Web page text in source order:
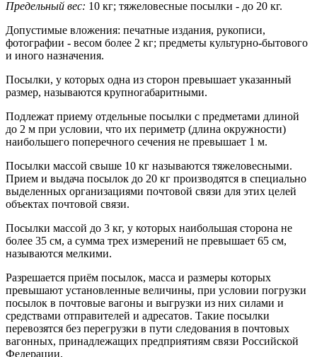
Предельный вес: 10 кг; тяжеловесные посылки - до 20 кг.
Допустимые вложения: печатные издания, рукописи,
фотографии - весом более 2 кг; предметы культурно-бытового
и иного назначения.
Посылки, у которых одна из сторон превышает указанный
размер, называются крупногабаритными.
Подлежат приему отдельные посылки с предметами длиной
до 2 м при условии, что их периметр (длина окружности)
наибольшего поперечного сечения не превышает 1 м.
Посылки массой свыше 10 кг называются тяжеловесными.
Прием и выдача посылок до 20 кг производятся в специально
выделенных организациями почтовой связи для этих целей
объектах почтовой связи.
Посылки массой до 3 кг, у которых наибольшая сторона не
более 35 см, а сумма трех измерений не превышает 65 см,
называются мелкими.
Разрешается приём посылок, масса и размеры которых
превышают установленные величины, при условии погрузки
посылок в почтовые вагоны и выгрузки из них силами и
средствами отправителей и адресатов. Такие посылки
перевозятся без перегрузки в пути следования в почтовых
вагонных, принадлежащих предприятиям связи Российской
Федерации.